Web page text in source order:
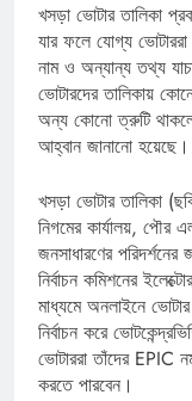
খসড়া ভোটার তালিকা
যার ফলে যোগ্য ভোটাররা
নাম ও অন্যান্য তথ্য
ভোটারদের তালিকায়
অন্য কোনো ত্রুটি থাকলে
আহ্বান জানানো হয়েছে।
খসড়া ভোটার তালিকা
নিগমের কার্যালয়, পৌর
জনসাধারণের
নির্বাচন কমিশনের
মাধ্যমে অনলাইনে
নির্বাচন করে
ভোটাররা তাঁদের EPIC
করতে পারবেন।